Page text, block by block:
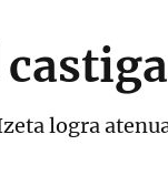
logra